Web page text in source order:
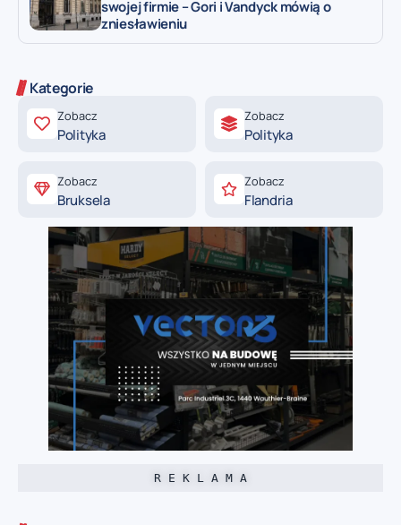
swojej firmie – Gori i Vandyck mówią o
zniesławieniu
Kategorie
Zobacz
Polityka
Zobacz
Polityka
Zobacz
Bruksela
Zobacz
Flandria
R E K L A M A